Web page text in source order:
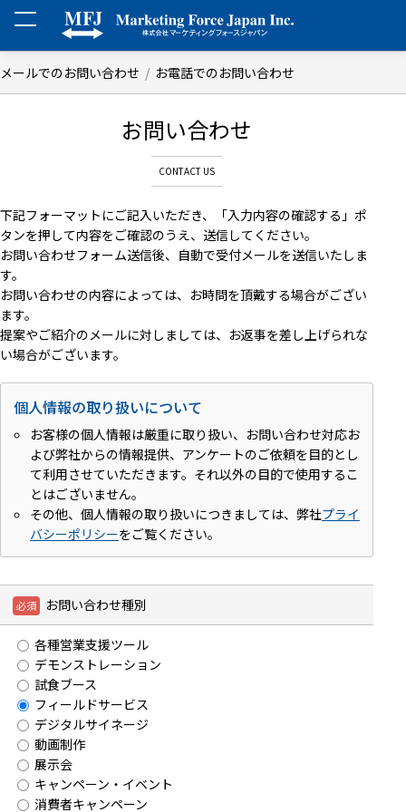
メールでのお問い合わせ お電話でのお問い合わせ
お問い合わせ
下記フォーマットにご記入いただき、「入力内容の確認する」ポ
タンを押して内容をご確認のうえ、送信してください。
お問い合わせフォーム送信後、自動で受付メールを送信いたしま
す。
お問い合わせの内容によっては、お時問を頂戴する場合がござい
ます。
提案やご紹介のメールに対しましては、お返事を差し上げられな
い場合がございます。
個人情報の取り扱いについて
お客様の個人情報は厳重に取り扱い、お問い合わせ対応お
よび弊社からの情報提供、アンケートのご依頼を目的とし
て利用させていただきます。それ以外の目的で使用するこ
とはございません。
その他、個人情報の取り扱いにつきましては、弊社プライ
バシーポリシーをご覧ください。
お問い合わせ種別
各種営業支援ツール
デモンストレーション
試食ブース
フィールドサービス
デジタルサイネージ
動画制作
展示会
キャンペーン・イベント
消費者キャンペーン